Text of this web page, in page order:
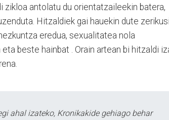
antolatu du orientatzaileekin batera,
Hitzaldiek gai hauekin dute
eredua, sexualitatea nola
beste hainbat . Orain artean bi hitzaldi
ahal izateko, Kronikakide gehiago behar